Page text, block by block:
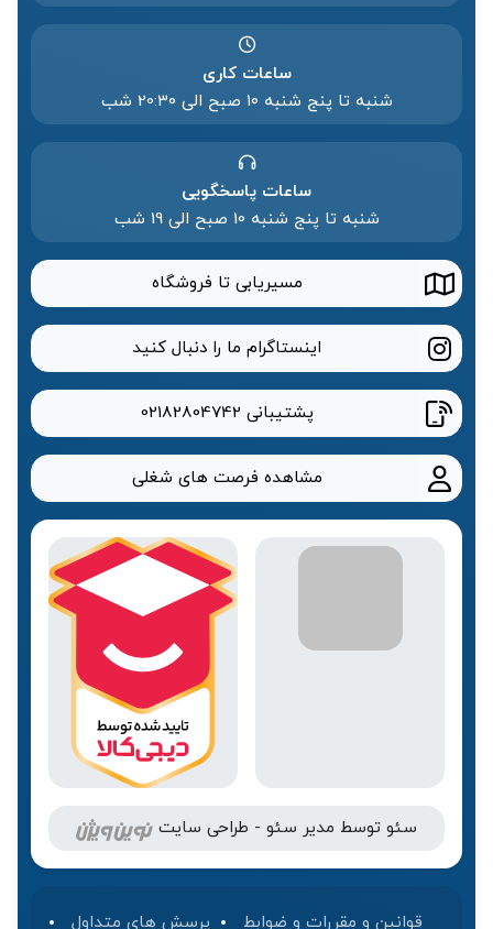
ساعات کاری
شنبه تا پنج شنبه ۱۰ صبح الی 20:۳۰ شب
ساعات پاسخگویی
شنبه تا پنج شنبه 10 صبح الی 19 شب
مسیریابی تا فروشگاه
اینستاگرام ما را دنبال کنید
پشتیبانی 02182804742
مشاهده فرصت های شغلی
سئو توسط مدیر سئو - طراحی سایت
قوانین و مقررات و ضوابط پرسش های متداول